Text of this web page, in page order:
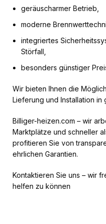
geräuscharmer Betrieb,
moderne
integriertes
Störfall,
besonders günstiger
Wir bieten Ihnen die
Lieferung und Installation in
Billiger-heizen.com – wir
Marktplätze und schneller
profitieren Sie von
ehrlichen Garantien.
Kontaktieren Sie uns – wir
helfen zu können